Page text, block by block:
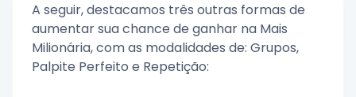
A seguir, destacamos três outras formas de
aumentar sua chance de ganhar na Mais
Milionária, com as modalidades de: Grupos,
Palpite Perfeito e Repetição: